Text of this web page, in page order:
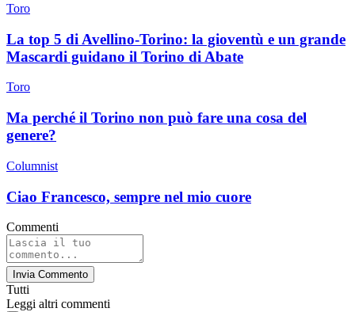
Toro
La top 5 di Avellino-Torino: la gioventù e un grande
Mascardi guidano il Torino di Abate
Toro
Ma perché il Torino non può fare una cosa del
genere?
Columnist
Ciao Francesco, sempre nel mio cuore
Commenti
Invia Commento
Tutti
Leggi altri commenti